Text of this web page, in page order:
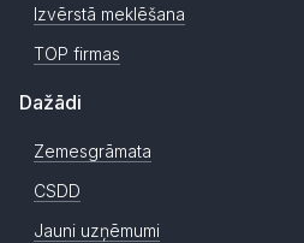
Izvērstā meklēšana
TOP firmas
Dažādi
Zemesgrāmata
CSDD
Jauni uzņēmumi